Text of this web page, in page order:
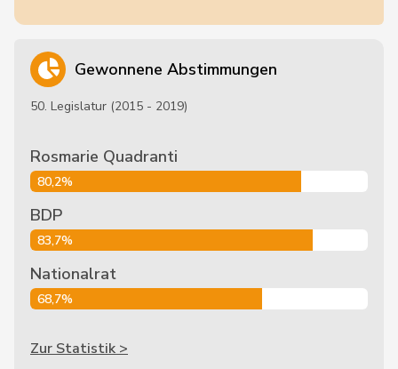
Gewonnene Abstimmungen
50. Legislatur (2015 - 2019)
Rosmarie Quadranti
80,2%
BDP
83,7%
Nationalrat
68,7%
Zur Statistik >